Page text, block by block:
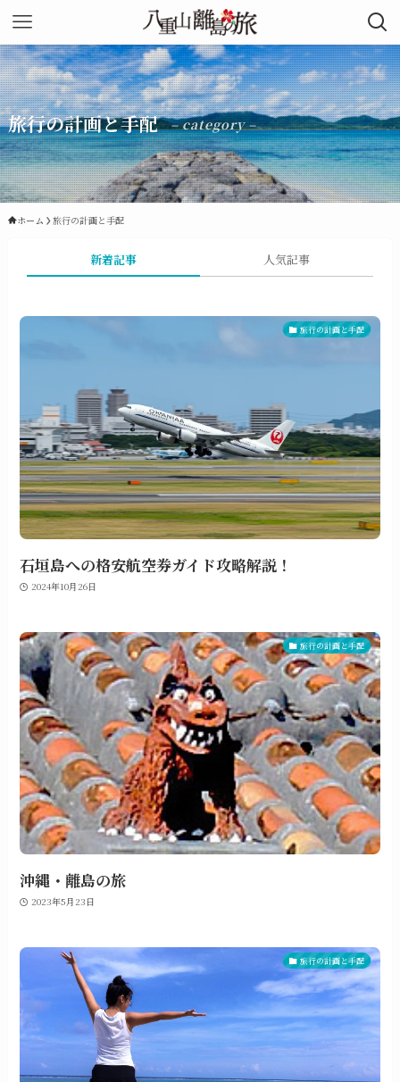
旅行の計画と手配 – category –
ホーム 旅行の計画と手配
新着記事 人気記事
旅行の計画と手配
石垣島への格安航空券ガイド攻略解説！
2024年10月26日
旅行の計画と手配
沖縄・離島の旅
2023年5月23日
旅行の計画と手配